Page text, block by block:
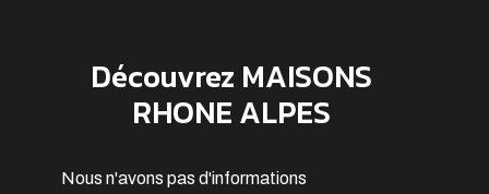
Découvrez MAISONS
RHONE ALPES
Nous n'avons pas d'informations